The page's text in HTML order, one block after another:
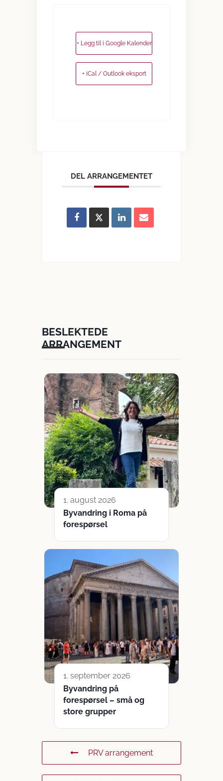
+ Legg til i Google Kalender
+ iCal / Outlook eksport
DEL ARRANGEMENTET
BESLEKTEDE
ARRANGEMENT
1. august 2026
Byvandring i Roma på
forespørsel
1. september 2026
Byvandring på
forespørsel – små og
store grupper
PRV arrangement